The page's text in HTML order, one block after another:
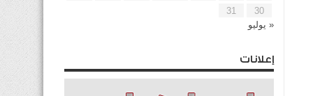
30
31
« يوليو
إعلانات